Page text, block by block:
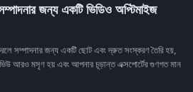
জন্য একটি ভিডিও অপ্টিমাইজ
সম্পাদনার জন্য একটি ছোট এবং দ্রুত সংস্করণ তৈরি হয়,
আরও মসৃণ হয় এবং আপনার চূড়ান্ত এক্সপোর্টের গুণগত মান